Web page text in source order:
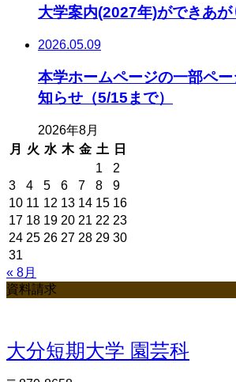
大学案内(2027年)ができあが
2026.05.09
本学ホームページの一部ペ
知らせ（5/15まで）
2026年8月
月
火 水 木 金 土
日
1
2
3
4 5 6 7 8
9
10 11 12 13 14 15 16
17 18 19 20 21 22 23
24 25 26 27 28 29 30
31
« 8月
資料請求
大分短期大学 園芸科